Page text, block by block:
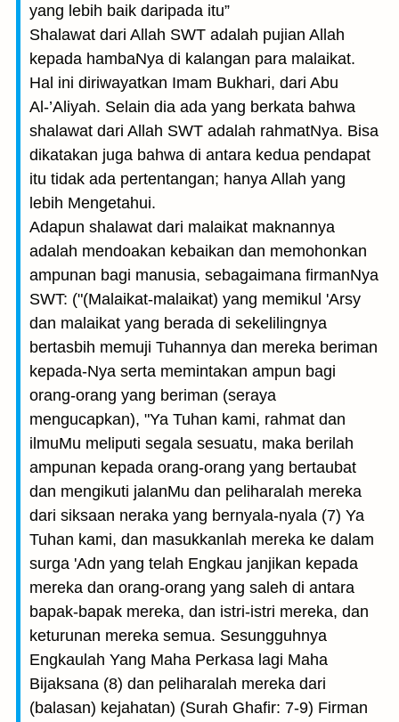
yang lebih baik daripada itu”
Shalawat dari Allah SWT adalah pujian Allah
kepada hambaNya di kalangan para malaikat.
Hal ini diriwayatkan Imam Bukhari, dari Abu
Al-’Aliyah. Selain dia ada yang berkata bahwa
shalawat dari Allah SWT adalah rahmatNya. Bisa
dikatakan juga bahwa di antara kedua pendapat
itu tidak ada pertentangan; hanya Allah yang
lebih Mengetahui.
Adapun shalawat dari malaikat maknannya
adalah mendoakan kebaikan dan memohonkan
ampunan bagi manusia, sebagaimana firmanNya
SWT: ("(Malaikat-malaikat) yang memikul 'Arsy
dan malaikat yang berada di sekelilingnya
bertasbih memuji Tuhannya dan mereka beriman
kepada-Nya serta memintakan ampun bagi
orang-orang yang beriman (seraya
mengucapkan), "Ya Tuhan kami, rahmat dan
ilmuMu meliputi segala sesuatu, maka berilah
ampunan kepada orang-orang yang bertaubat
dan mengikuti jalanMu dan peliharalah mereka
dari siksaan neraka yang bernyala-nyala (7) Ya
Tuhan kami, dan masukkanlah mereka ke dalam
surga 'Adn yang telah Engkau janjikan kepada
mereka dan orang-orang yang saleh di antara
bapak-bapak mereka, dan istri-istri mereka, dan
keturunan mereka semua. Sesungguh­nya
Engkaulah Yang Maha Perkasa lagi Maha
Bijaksana (8) dan peliharalah mereka dari
(balasan) kejahatan) (Surah Ghafir: 7-9) Firman